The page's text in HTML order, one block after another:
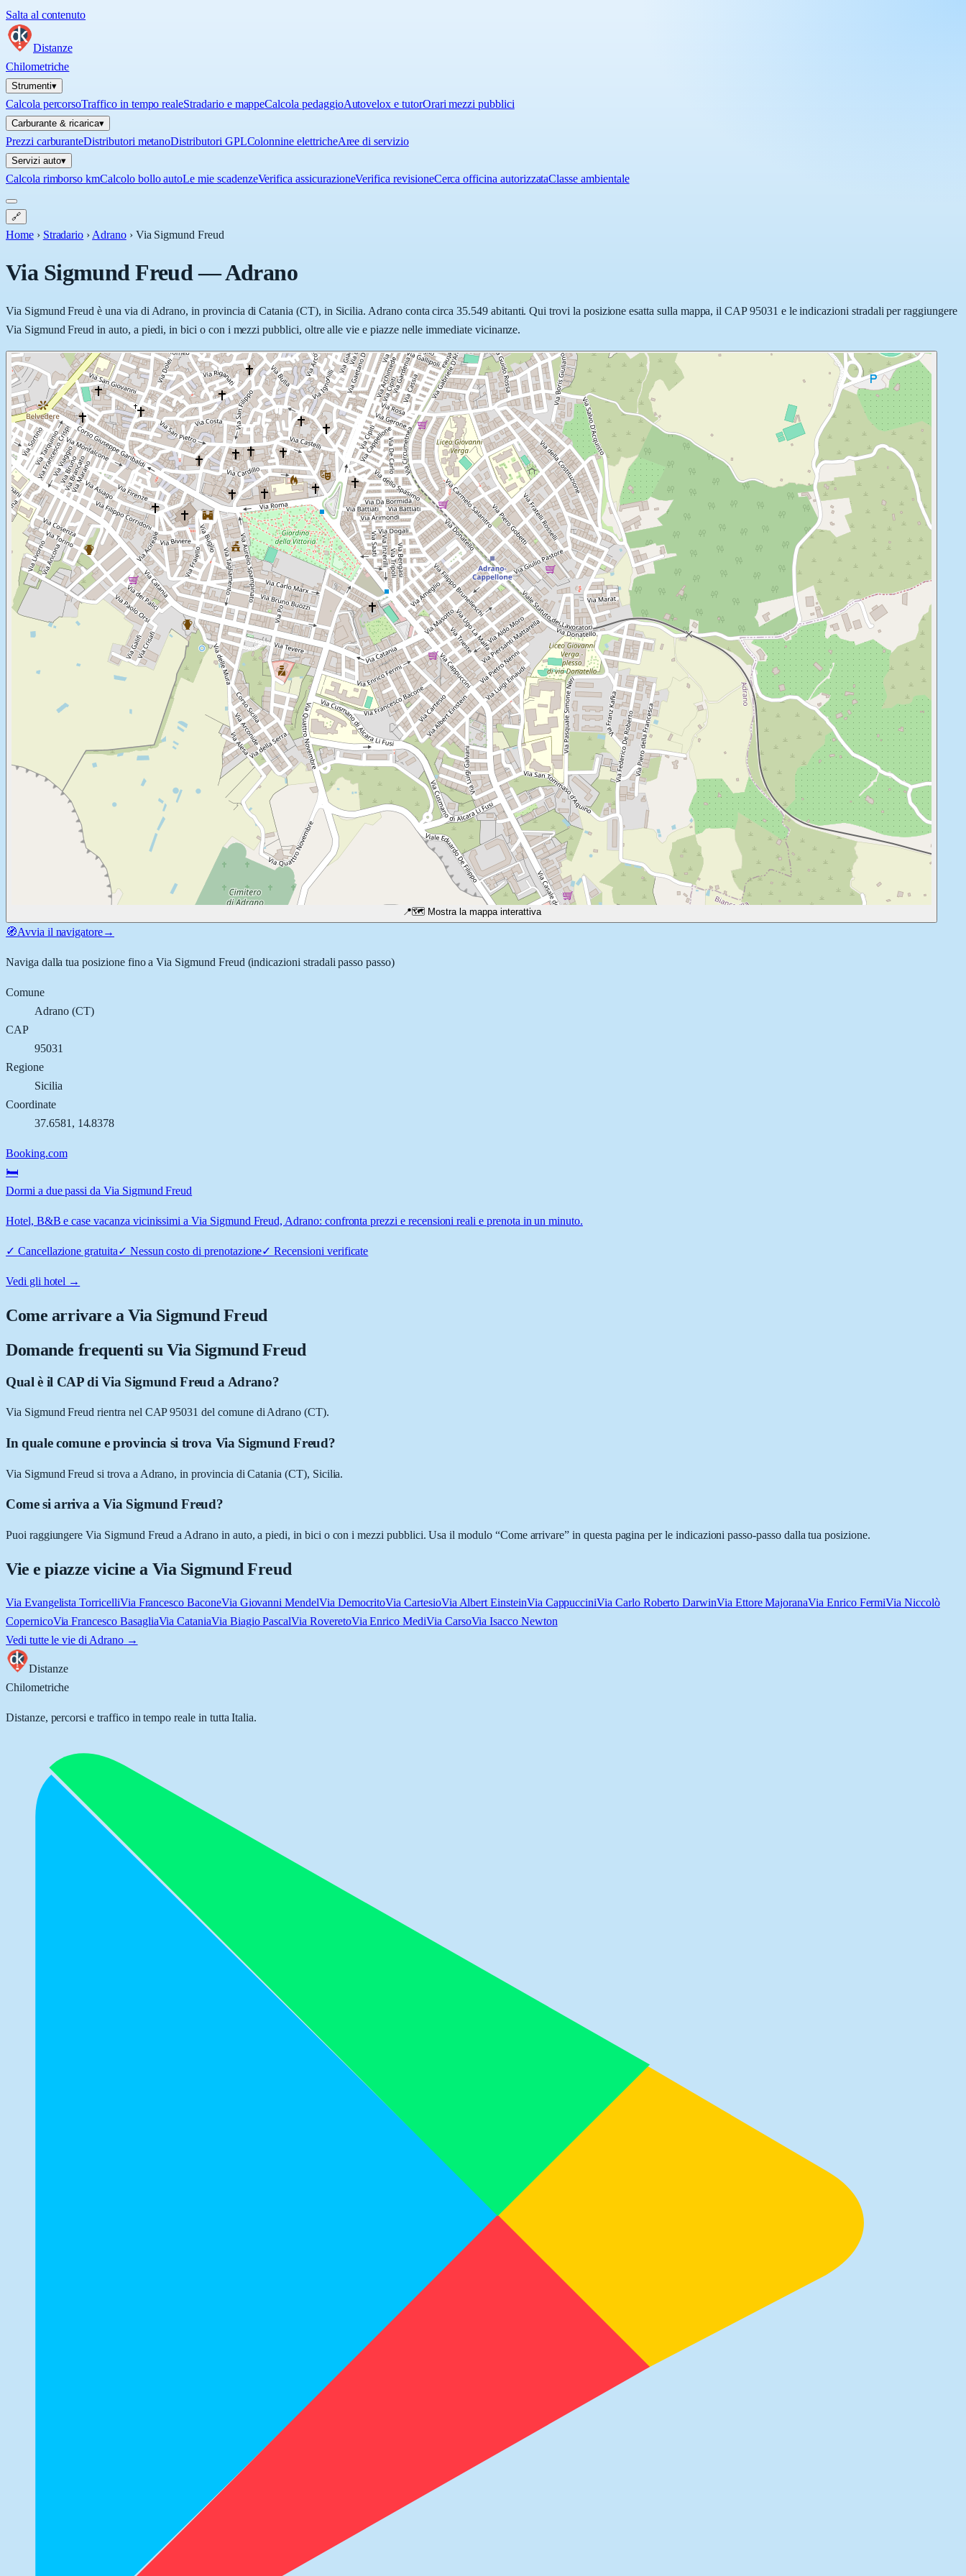
Salta al contenuto
Distanze
Chilometriche
Strumenti▾
Calcola percorsoTraffico in tempo realeStradario e mappeCalcola pedaggioAutovelox e tutorOrari mezzi pubblici
Carburante & ricarica▾
Prezzi carburanteDistributori metanoDistributori GPLColonnine elettricheAree di servizio
Servizi auto▾
Calcola rimborso kmCalcolo bollo autoLe mie scadenzeVerifica assicurazioneVerifica revisioneCerca officina autorizzataClasse ambientale
🔗
Home › Stradario › Adrano › Via Sigmund Freud
Via Sigmund Freud—Adrano
Via Sigmund Freud è una via di Adrano, in provincia di Catania (CT), in Sicilia. Adrano conta circa 35.549 abitanti. Qui trovi la posizione esatta sulla mappa, il CAP 95031 e le indicazioni stradali per raggiungere
Via Sigmund Freud in auto, a piedi, in bici o con i mezzi pubblici, oltre alle vie e piazze nelle immediate vicinanze.
📍🗺️ Mostra la mappa interattiva
🧭Avvia il navigatore→
Naviga dalla tua posizione fino aVia Sigmund Freud (indicazioni stradali passo passo)
Comune
Adrano(CT)
CAP
95031
Regione
Sicilia
Coordinate
37.6581 , 14.8378
Booking.com
🛏️
Dormi a due passi da Via Sigmund Freud
Hotel, B&B e case vacanza vicinissimi a Via Sigmund Freud, Adrano: confronta prezzi e recensioni reali e prenota in un minuto.
✓ Cancellazione gratuita✓ Nessun costo di prenotazione✓Recensioni verificate
Vedi gli hotel →
Come arrivare aVia Sigmund Freud
Domande frequenti su Via Sigmund Freud
Qual è il CAP di Via Sigmund Freud a Adrano?
Via Sigmund Freud rientra nel CAP 95031 del comune di Adrano (CT).
In quale comune e provincia si trova Via Sigmund Freud?
Via Sigmund Freud si trova a Adrano, in provincia di Catania (CT), Sicilia.
Come si arriva a Via Sigmund Freud?
Puoi raggiungere Via Sigmund Freud a Adrano in auto, a piedi, in bici o con i mezzi pubblici. Usa il modulo “Come arrivare” in questa pagina per le indicazioni passo-passo dalla tua posizione.
Vie e piazze vicine a Via Sigmund Freud
Via Evangelista TorricelliVia Francesco BaconeVia Giovanni MendelVia DemocritoVia CartesioVia Albert EinsteinVia CappucciniVia Carlo Roberto DarwinVia Ettore MajoranaVia Enrico FermiVia Niccolò
CopernicoVia Francesco BasagliaVia CataniaVia Biagio PascalVia RoveretoVia Enrico MediVia CarsoVia Isacco Newton
Vedi tutte le vie di Adrano→
Distanze
Chilometriche
Distanze, percorsi e traffico in tempo reale in tutta Italia.